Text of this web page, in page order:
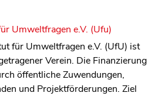
Umweltfragen e.V. (Ufu)
für Umweltfragen e.V. (UfU) ist
Verein. Die Finanzierung
öffentliche Zuwendungen,
und Projektförderungen. Ziel